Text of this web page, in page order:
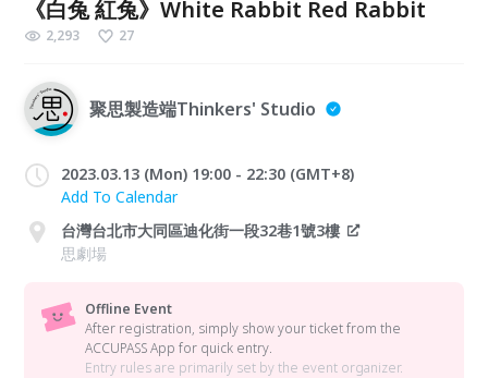
《白兔 紅兔》White Rabbit Red Rabbit
2,293 27
聚思製造端Thinkers' Studio
2023.03.13 (Mon) 19:00 - 22:30 (GMT+8)
Add To Calendar
台灣台北市大同區迪化街一段32巷1號3樓
思劇場
Offline Event
After registration, simply show your ticket from the
ACCUPASS App for quick entry.
Entry rules are primarily set by the event organizer.